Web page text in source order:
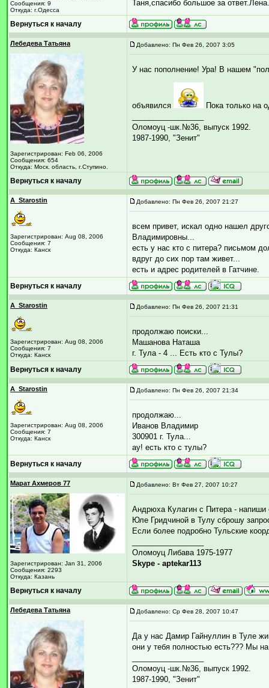
Сообщения: 9
Откуда: г.Одесса
Таня,спасибо большое за ответ.Лена.
Вернуться к началу
Лебедева Татьяна
Зарегистрирован: Feb 06, 2006
Сообщения: 654
Откуда: Моск. область, г.Ступино.
Добавлено: Пн Фев 26, 2007 3:05
У нас пополнение! Ура! В нашем
объявился
Пока только на
Оломоуц -шк.№36, выпуск 1992.
1987-1990, "Зенит"
Вернуться к началу
A_Starostin
Зарегистрирован: Aug 08, 2006
Сообщения: 7
Откуда: Канск
Добавлено: Пн Фев 26, 2007 21:27
всем привет, искал одно нашел
Владимировны...
есть у нас кто с питера? письмом
вдруг до сих пор там живет...
есть и адрес родителей в Гатчине.
Вернуться к началу
A_Starostin
Зарегистрирован: Aug 08, 2006
Сообщения: 7
Откуда: Канск
Добавлено: Пн Фев 26, 2007 21:31
продолжаю поиски...
Машанова Наташа
г. Тула - 4 ... Есть кто с Тулы?
Вернуться к началу
A_Starostin
Зарегистрирован: Aug 08, 2006
Сообщения: 7
Откуда: Канск
Добавлено: Пн Фев 26, 2007 21:34
продолжаю...
Иванов Владимир
300901 г. Тула...
ау! есть кто с тулы?
Вернуться к началу
Марат Ахмеров 77
Зарегистрирован: Jan 31, 2006
Сообщения: 2293
Откуда: Казань
Добавлено: Вт Фев 27, 2007 10:27
Андрюха Кулагин с Питера - напиши
Юле Гридчиной в Тулу сброшу
Если более подробно Тульские
Оломоуц Либава 1975-1977
Skype - aptekar113
Вернуться к началу
Лебедева Татьяна Добавлено: Ср Фев 28, 2007 10:47
Да у нас Дамир Гайнуллин в Туле
они у тебя полностью есть??? Мы
Оломоуц -шк.№36, выпуск 1992.
1987-1990, "Зенит"